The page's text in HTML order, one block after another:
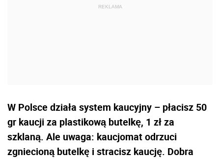
W Polsce działa system kaucyjny – płacisz 50
gr kaucji za plastikową butelkę, 1 zł za
szklaną. Ale uwaga: kaucjomat odrzuci
zgniecioną butelkę i stracisz kaucję. Dobra